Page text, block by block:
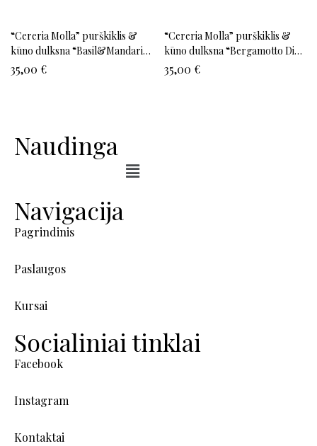
“Cereria Molla” purškiklis &
kūno dulksna “Basil&Mandarin”
100 ml
35,00 €
“Cereria Molla” purškiklis &
kūno dulksna “Bergamotto Di
Calabria” 100 ml
35,00 €
Naudinga
Navigacija
Pagrindinis
Paslaugos
Kursai
Socialiniai tinklai
Facebook
Instagram
Kontaktai